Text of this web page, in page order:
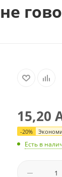
15,20
-20%
Есть в